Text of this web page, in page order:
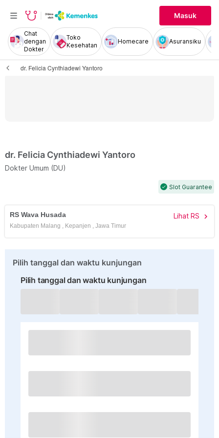
Masuk
Chat
dengan
Dokter
Toko
Kesehatan
Homecare Asuransiku
dr. Felicia Cynthiadewi Yantoro
dr. Felicia Cynthiadewi Yantoro
Dokter Umum (DU)
check Slot Guarantee
RS Wava Husada Lihat RS chevron_right
Kabupaten Malang , Kepanjen , Jawa Timur
Pilih tanggal dan waktu kunjungan
Pilih tanggal dan waktu kunjungan